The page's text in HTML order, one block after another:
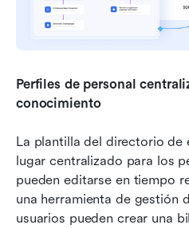
Perfiles de personal
conocimiento
La plantilla del directorio de
lugar centralizado para los
pueden editarse en tiempo
una herramienta de gestión
usuarios pueden crear una